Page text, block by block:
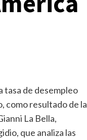
tasa de desempleo
como resultado de la
La Bella,
que analiza las